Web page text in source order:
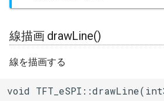
線描画 drawLine()
線を描画する
void